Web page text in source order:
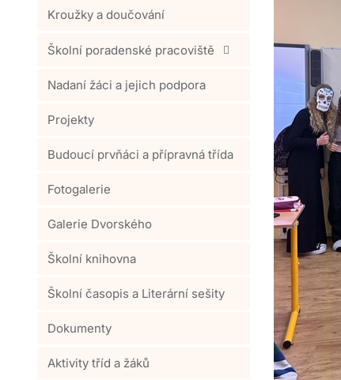
Kroužky a doučování
Školní poradenské pracoviště
Nadaní žáci a jejich podpora
Projekty
Budoucí prvňáci a přípravná třída
Fotogalerie
Galerie Dvorského
Školní knihovna
Školní časopis a Literární sešity
Dokumenty
Aktivity tříd a žáků